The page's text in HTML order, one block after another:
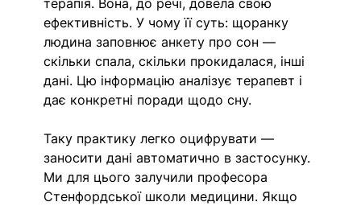
терапія. Вона, до речі, довела свою
ефективність. У чому її суть: щоранку
людина заповнює анкету про сон —
скільки спала, скільки прокидалася, інші
дані. Цю інформацію аналізує терапевт і
дає конкретні поради щодо сну.
Таку практику легко оцифрувати —
заносити дані автоматично в застосунку.
Ми для цього залучили професора
Стенфордської школи медицини. Якщо